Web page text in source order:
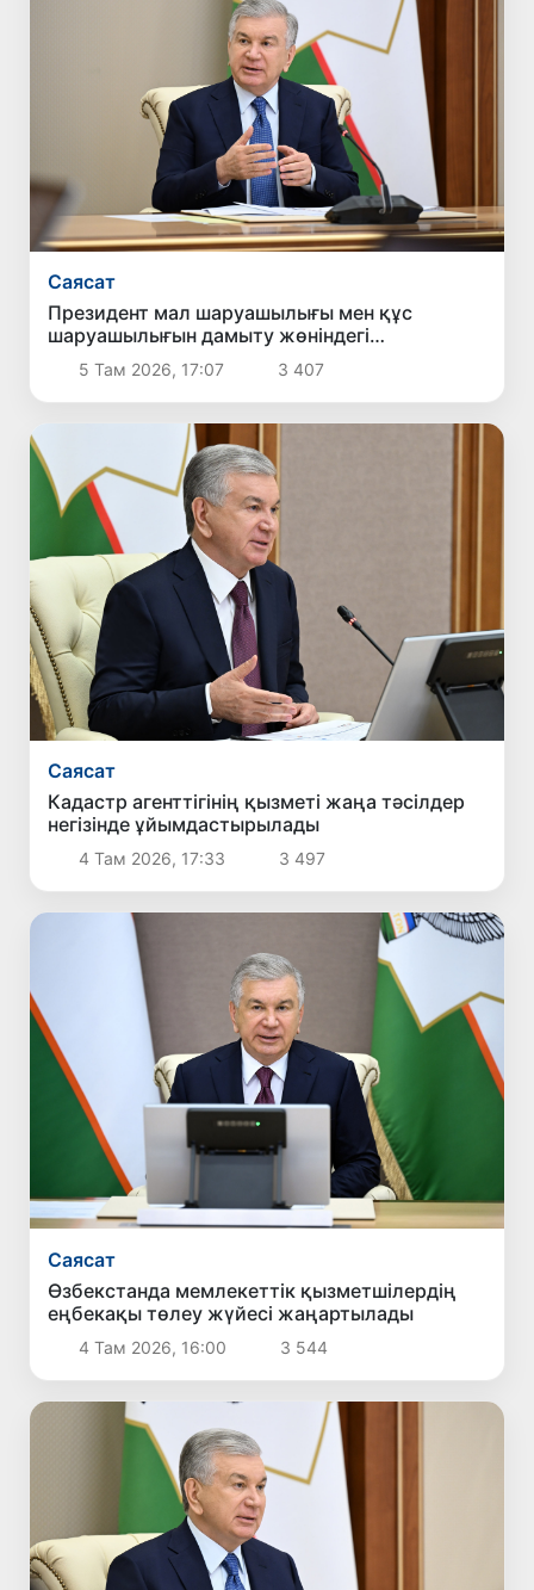
Саясат
Президент мал шаруашылығы мен құс
шаруашылығын дамыту жөніндегі
шаралармен танысты
5 Там 2026, 17:07 3 407
Саясат
Кадастр агенттігінің қызметі жаңа тәсілдер
негізінде ұйымдастырылады
4 Там 2026, 17:33 3 497
Саясат
Өзбекстанда мемлекеттік қызметшілердің
еңбекақы төлеу жүйесі жаңартылады
4 Там 2026, 16:00 3 544